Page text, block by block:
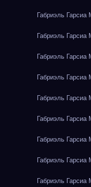
Габриэль
Габриэль
Габриэль
Габриэль
Габриэль
Габриэль
Габриэль
Габриэль
Габриэль